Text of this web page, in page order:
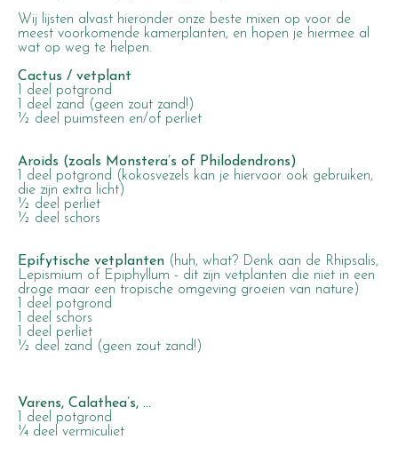
Wij lijsten alvast hieronder onze beste mixen op voor de
meest voorkomende kamerplanten, en hopen je hiermee al
wat op weg te helpen.
Cactus / vetplant
1 deel potgrond
1 deel zand (geen zout zand!)
½ deel puimsteen en/of perliet
Aroids (zoals Monstera’s of Philodendrons)
1 deel potgrond (kokosvezels kan je hiervoor ook gebruiken,
die zijn extra licht)
½ deel perliet
½ deel schors
Epifytische vetplanten (huh, what? Denk aan de Rhipsalis,
Lepismium of Epiphyllum - dit zijn vetplanten die niet in een
droge maar een tropische omgeving groeien van nature)
1 deel potgrond
1 deel schors
1 deel perliet
½ deel zand (geen zout zand!)
Varens, Calathea’s, …
1 deel potgrond
¼ deel vermiculiet